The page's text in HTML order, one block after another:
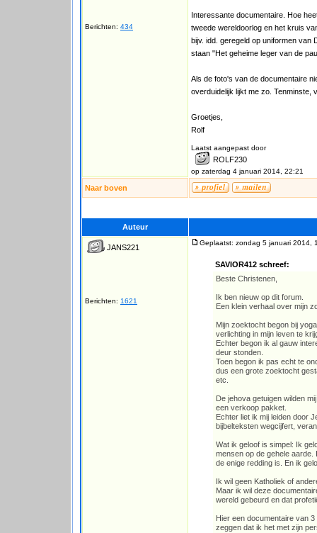
Berichten: 434
Interessante documentaire. Hoe
tweede wereldoorlog en het kruis
bijv. idd. geregeld op uniformen
staan "Het geheime leger van de
Als de foto's van de documentaire
overduidelijk lijkt me zo. Tenminste,
Groetjes,
Rolf
Laatst aangepast door
ROLF230
op zaterdag 4 januari 2014, 22:21
Naar boven
Auteur
JANS221
Berichten: 1621
Geplaatst: zondag 5 januari 2014,
SAVIOR412 schreef:
Beste Christenen,
Ik ben nieuw op dit forum.
Een klein verhaal over mijn
Mijn zoektocht begon bij
verlichting in mijn leven te
Echter begon ik al gauw
deur stonden.
Toen begon ik pas echt te
dus een grote zoektocht
etc.
De jehova getuigen wilden
een verkoop pakket.
Echter liet ik mij leiden door
bijbelteksten wegcijfert,
Wat ik geloof is simpel: Ik
mensen op de gehele
de enige redding is. En ik
Ik wil geen Katholiek of
Maar ik wil deze
wereld gebeurd en dat
Hier een documentaire van
zeggen dat ik het met zijn